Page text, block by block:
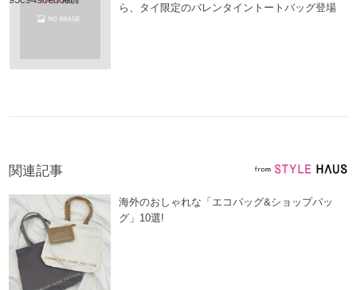
ら、タイ限定のバレンタイントートバッグ登場
関連記事
海外のおしゃれな「エコバッグ&ショップバッ
グ」10選!